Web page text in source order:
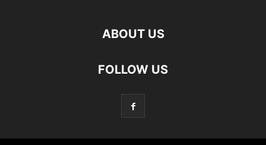
ABOUT US
FOLLOW US